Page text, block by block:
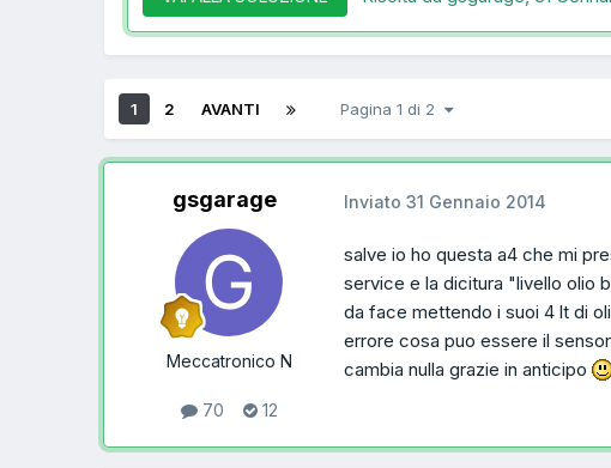
1 2 AVANTI Pagina 1 di 2
gsgarage
Meccatronico N
70 12
Inviato 31 Gennaio 2014
salve io ho questa a4 che mi
service e la dicitura "livello olio
da face mettendo i suoi 4 lt di
errore cosa puo essere il
cambia nulla grazie in anticipo